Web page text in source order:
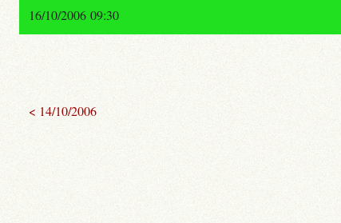
16/10/2006 09:30
< 14/10/2006